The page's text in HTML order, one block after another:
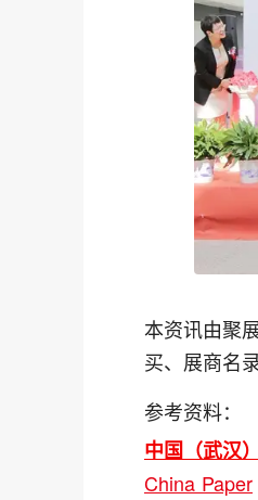
本资讯由聚
买、展商名
参考资料：
中国（武汉
China Paper